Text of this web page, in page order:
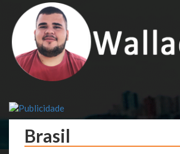
content
Brasil